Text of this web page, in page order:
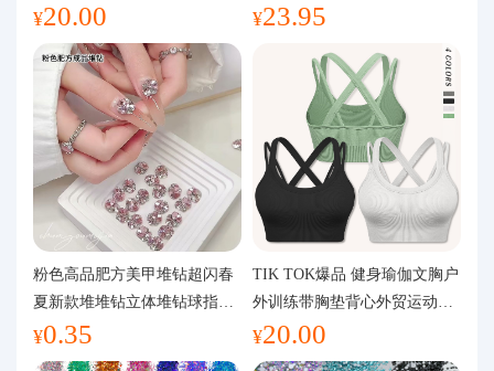
关于我们
伽服女
¥20.00
运动文胸
¥23.95
粉色高品肥方美甲堆钻超闪春
夏新款堆堆钻立体堆钻球指甲
装饰品
¥0.35
TIK TOK爆品 健身瑜伽文胸户
外训练带胸垫背心外贸运动瑜
伽服女
¥20.00